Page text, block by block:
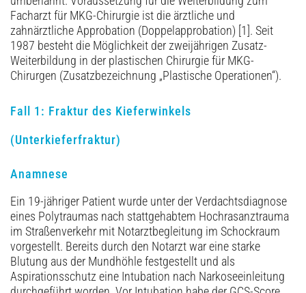
Facharzt für MKG-Chirurgie ist die ärztliche und
zahnärztliche Approbation (Doppelapprobation) [1]. Seit
1987 besteht die Möglichkeit der zweijährigen Zusatz-
Weiterbildung in der plastischen Chirurgie für MKG-
Chirurgen (Zusatz­bezeichnung „Plastische Operationen“).
Fall 1: Fraktur des Kieferwinkels
(Unterkieferfraktur)
Anamnese
Ein 19-jähriger Patient wurde unter der Verdachtsdiagnose
eines Polytraumas nach stattgehabtem Hochrasanztrauma
im Straßenverkehr mit Notarztbegleitung im Schockraum
vorgestellt. Bereits durch den Notarzt war eine starke
Blutung aus der Mundhöhle festgestellt und als
Aspirationsschutz eine Intubation nach Narkoseeinleitung